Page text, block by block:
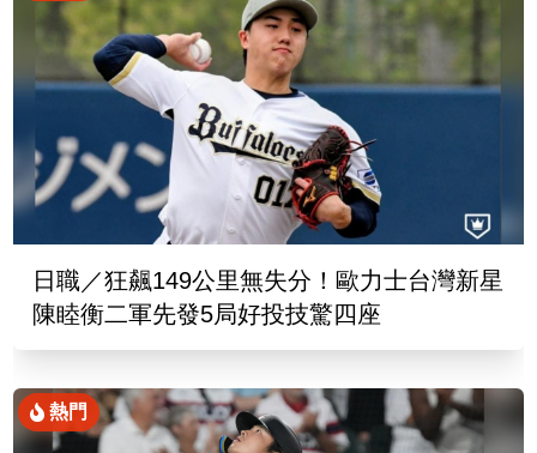
日職／狂飆149公里無失分！歐力士台灣新星
陳睦衡二軍先發5局好投技驚四座
熱門